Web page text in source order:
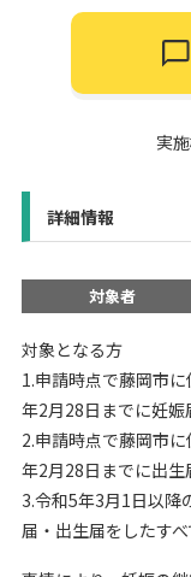
実
詳細情報
対象者
対象となる方
1.申請時点で藤岡市
年2月28日までに妊娠
2.申請時点で藤岡市
年2月28日までに出生
3.令和5年3月1日以降
届・出生届をしたすべ